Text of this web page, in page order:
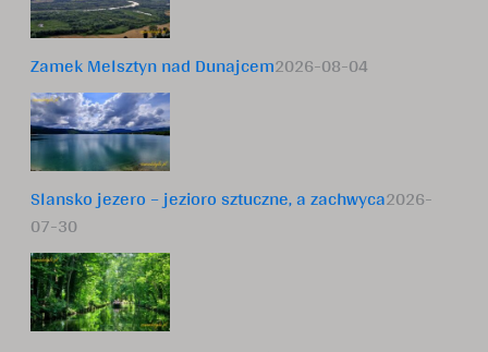
Zamek Melsztyn nad Dunajcem2026-08-04
Slansko jezero – jezioro sztuczne, a zachwyca2026-
07-30